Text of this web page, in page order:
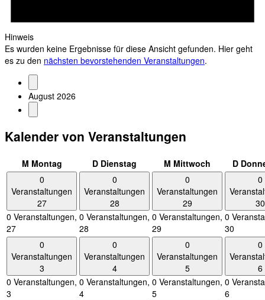
Hinweis
Es wurden keine Ergebnisse für diese Ansicht gefunden. Hier geht
es zu den nächsten bevorstehenden Veranstaltungen.
August 2026
Kalender von Veranstaltungen
M Montag D Dienstag M Mittwoch D
0
Veranstaltungen
27
0 Veranstaltungen,
27
0
Veranstaltungen
28
0 Veranstaltungen,
28
0
Veranstaltungen
29
0 Veranstaltungen,
29
0
30
0
30
0
Veranstaltungen
3
0 Veranstaltungen,
3
0
Veranstaltungen
4
0 Veranstaltungen,
4
0
Veranstaltungen
5
0 Veranstaltungen,
5
0
6
0
6